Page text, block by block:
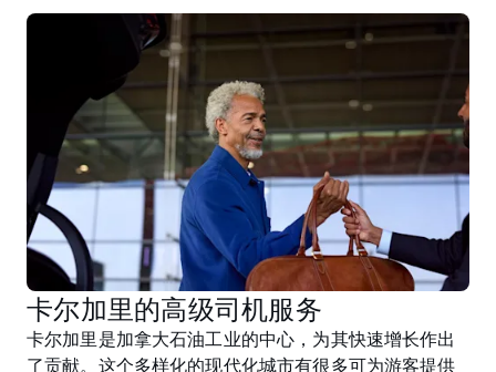
卡尔加里的高级司机服务
卡尔加里是加拿大石油工业的中心，为其快速增长作出
了贡献。这个多样化的现代化城市有很多可为游客提供